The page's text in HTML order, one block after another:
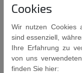
4,39 €
0.021 Kilogramm | 209,05
Kilogramm
In den Warenkorb
Cookies
Wir nutzen Cookies
sind essenziell,
Ihre Erfahrung zu
von uns
finden Sie hier: